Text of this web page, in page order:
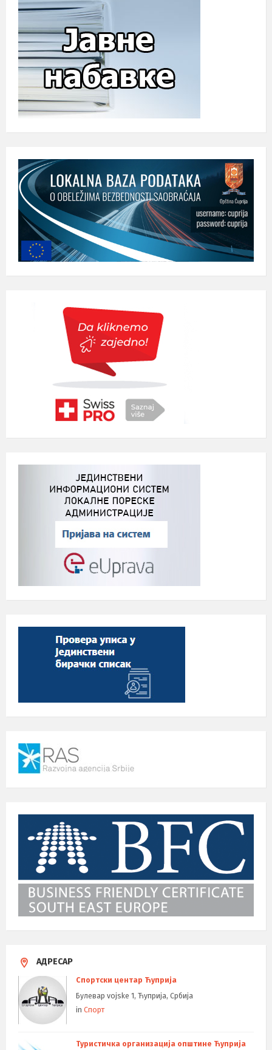
АДРЕСАР
Спортски центар Ћуприја
Булевар vojske 1, Ћуприја, Србија
in Спорт
Туристичка организација општине Ћуприја